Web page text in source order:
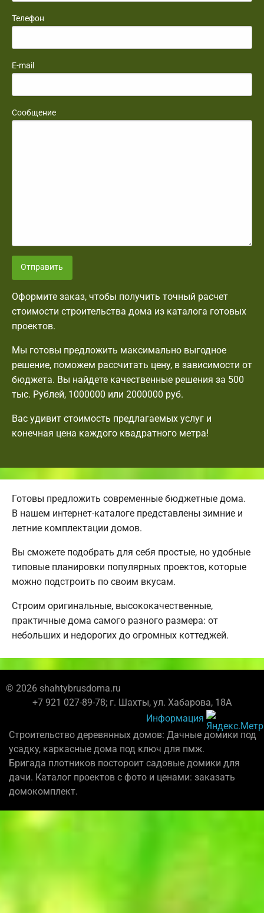
Телефон
E-mail
Сообщение
Отправить
Оформите заказ, чтобы получить точный расчет
стоимости строительства дома из каталога готовых
проектов.
Мы готовы предложить максимально выгодное
решение, поможем рассчитать цену, в зависимости от
бюджета. Вы найдете качественные решения за 500
тыс. Рублей, 1000000 или 2000000 руб.
Вас удивит стоимость предлагаемых услуг и
конечная цена каждого квадратного метра!
Готовы предложить современные бюджетные дома.
В нашем интернет-каталоге представлены зимние и
летние комплектации домов.
Вы сможете подобрать для себя простые, но удобные
типовые планировки популярных проектов, которые
можно подстроить по своим вкусам.
Строим оригинальные, высококачественные,
практичные дома самого разного размера: от
небольших и недорогих до огромных коттеджей.
© 2026 shahtybrusdoma.ru
+7 921 027-89-78; г. Шахты, ул. Хабарова, 18А
Информация
Строительство деревянных домов: Дачные домики под
усадку, каркасные дома под ключ для пмж.
Бригада плотников постороит садовые домики для
дачи. Каталог проектов с фото и ценами: заказать
домокомплект.